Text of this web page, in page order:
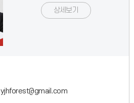
상세보기
yjhforest@gmail.com